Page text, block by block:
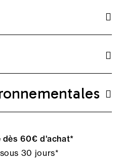
60€ d'achat*
30 jours*